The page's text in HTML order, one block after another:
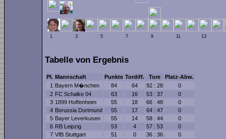
1 2 3 4 5 7 9 11 12 13 14
Tabelle von Ergebnis
Pl. Mannschaft Punkte Tordiff. Tore
Platz-Abw.
1 Bayern M�nchen 84 64 92 : 28
0
2 FC Schalke 04 63 16 53 : 37
0
3 1899 Hoffenheim 55 18 66 : 48
0
4 Borussia Dortmund 55 17 64 : 47
0
5 Bayer Leverkusen 55 14 58 : 44
0
6 RB Leipzig 53 4 57 : 53
0
7 VfB Stuttgart 51 0 36 : 36
0